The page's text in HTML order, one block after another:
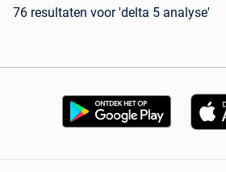
76 resultaten voor 'delta 5 analyse'